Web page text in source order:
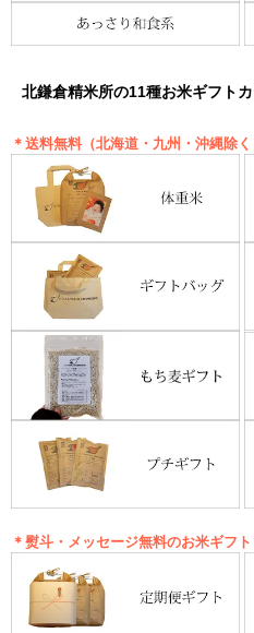
北鎌倉精米所の11種お米ギフト
＊送料無料（北海道・九州・沖縄除
＊熨斗・メッセージ無料のお米ギフト